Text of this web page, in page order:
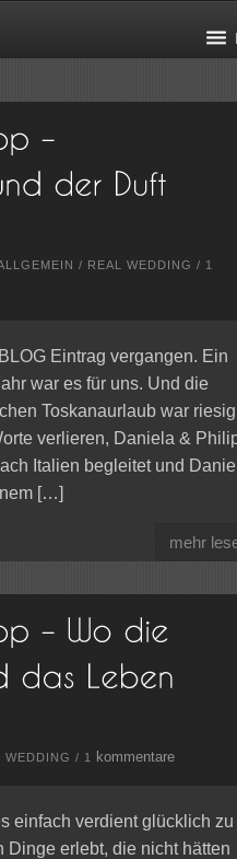
/ REAL WEDDING / 1
Eintrag vergangen. Ein
war es für uns. Und die
Toskanaurlaub war
verlieren, Daniela &
Italien begleitet und
[…]
mehr
WEDDING / 1 kommentare
einfach verdient glücklich zu
erlebt, die nicht hätten